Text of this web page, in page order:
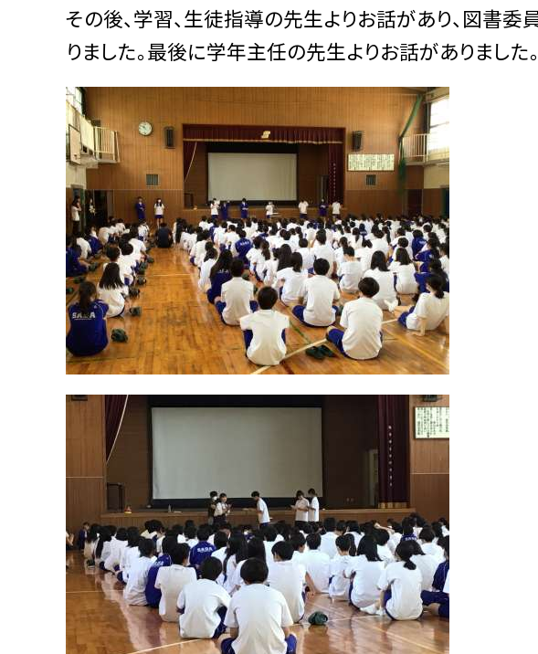
その後、学習、生徒指導の先生よりお話があり、図書
りました。最後に学年主任の先生よりお話がありました。